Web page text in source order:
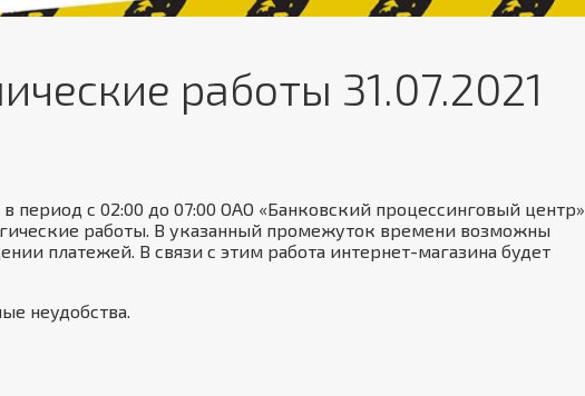
работы 31.07.2021
в период с 02:00 до 07:00 ОАО «Банковский процессинговый центр»
работы. В указанный промежуток времени возможны
платежей. В связи с этим работа интернет-магазина будет
неудобства.